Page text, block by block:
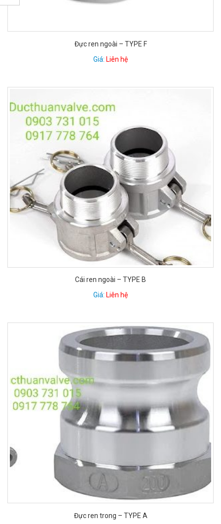
Đực ren ngoài – TYPE F
Giá: Liên hệ
Cái ren ngoài – TYPE B
Giá: Liên hệ
Đực ren trong – TYPE A